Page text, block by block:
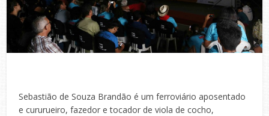
Sebastião de Souza Brandão é um ferroviário aposentado
e cururueiro, fazedor e tocador de viola de cocho,